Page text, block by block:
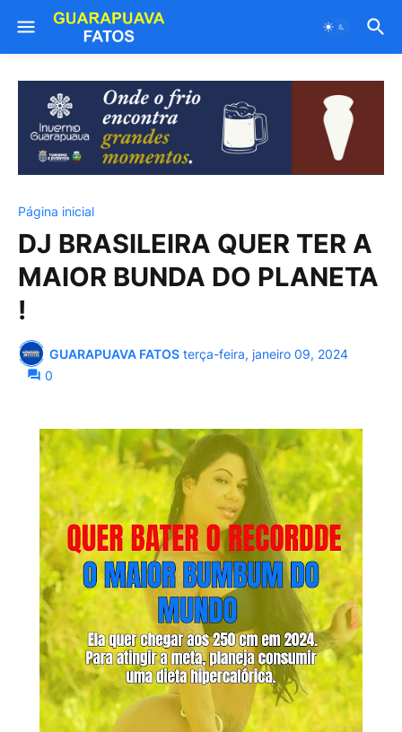
Página inicial
DJ BRASILEIRA QUER TER A
MAIOR BUNDA DO PLANETA
!
GUARAPUAVA FATOS terça-feira, janeiro 09, 2024
0